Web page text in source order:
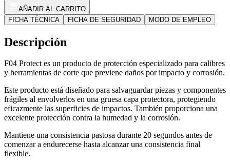
AÑADIR AL CARRITO
FICHA TÉCNICA
FICHA DE SEGURIDAD MODO DE EMPLEO
Descripción
F04 Protect es un producto de protección especializado para calibres
y herramientas de corte que previene daños por impacto y corrosión.
Este producto está diseñado para salvaguardar piezas y componentes
frágiles al envolverlos en una gruesa capa protectora, protegiendo
eficazmente las superficies de impactos. También proporciona una
excelente protección contra la humedad y la corrosión.
Mantiene una consistencia pastosa durante 20 segundos antes de
comenzar a endurecerse hasta alcanzar una consistencia final
flexible.